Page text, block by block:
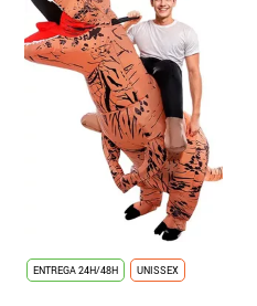
ENTREGA 24H/48H UNISSEX